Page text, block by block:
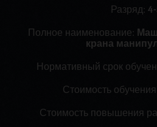
Разряд:
Полное наименование:
крана
Нормативный срок
Стоимость
Стоимость повышения